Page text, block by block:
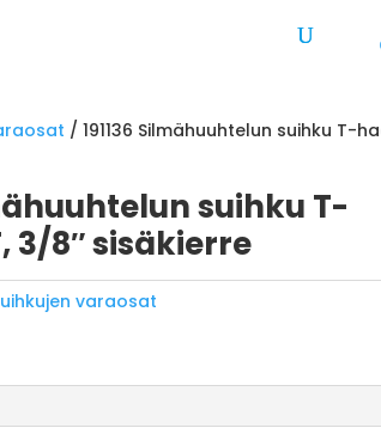
/ 191136 Silmähuuhtelun suihku T-
suihku T-
3/8″ sisäkierre
varaosat